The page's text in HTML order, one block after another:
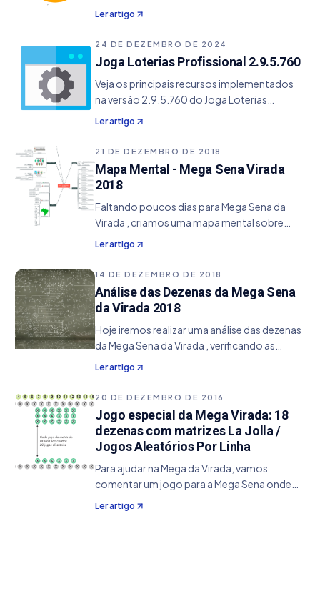
informações relevantes sobre os últimos
sorteios. Afim de fornecer dados mais
coerentes e detalhados, pegamos
informações dos últimos 100…
Ler artigo
24 DE DEZEMBRO DE 2024
Joga Loterias Profissional 2.9.5.760
Veja os principais recursos implementados
na versão 2.9.5.760 do Joga Loterias
Profissional. - Inclusão do modelo da Mega
Virada 2020 de template de impressão.
Ler artigo
21 DE DEZEMBRO DE 2018
Mapa Mental - Mega Sena Virada
2018
Faltando poucos dias para Mega Sena da
Virada , criamos uma mapa mental sobre
alguns pontos interessantes sobre este jogo
especial. Antes de iniciar vamos explicar o
que é um mapa mental. O mapa mental nada
mais é do…
Ler artigo
14 DE DEZEMBRO DE 2018
Análise das Dezenas da Mega Sena
da Virada 2018
Hoje iremos realizar uma análise das dezenas
da Mega Sena da Virada , verificando as
ocorrências de cada dezena. Essa
ocorrência foi feita no módulo Estatísticas ,
no grupo de Ocorrência das Dezenas . Caso
queira saber…
Ler artigo
20 DE DEZEMBRO DE 2016
Jogo especial da Mega Virada: 18
dezenas com matrizes La Jolla /
Jogos Aleatórios Por Linha
Para ajudar na Mega da Virada, vamos
comentar um jogo para a Mega Sena onde
iremos usar dois conceitos para a geração
de nossos jogos: Matrizes La Jolla e os Jogos
Ler artigo